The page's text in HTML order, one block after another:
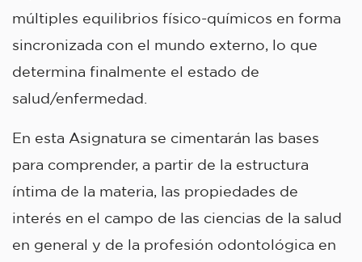
múltiples equilibrios físico-químicos en forma
sincronizada con el mundo externo, lo que
determina finalmente el estado de
salud/enfermedad.
En esta Asignatura se cimentarán las bases
para comprender, a partir de la estructura
íntima de la materia, las propiedades de
interés en el campo de las ciencias de la salud
en general y de la profesión odontológica en